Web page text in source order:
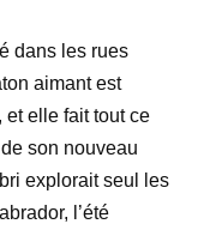
dans les rues
aimant est
elle fait tout ce
son nouveau
explorait seul les
l’été